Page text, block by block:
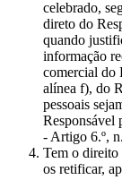
celebrado,
direto do
quando
informação
comercial do
alínea f), do
pessoais
Responsável
- Artigo 6.º,
Tem o direito
os retificar,